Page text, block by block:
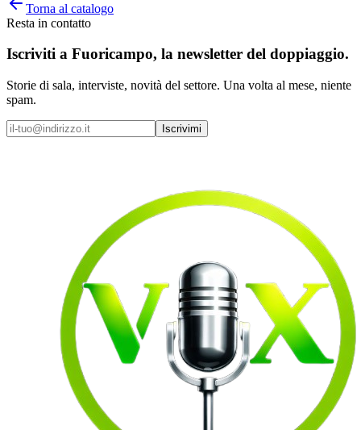
Torna al catalogo
Resta in contatto
Iscriviti a Fuoricampo, la newsletter del doppiaggio.
Storie di sala, interviste, novità del settore. Una volta al mese, niente
spam.
Iscrivimi